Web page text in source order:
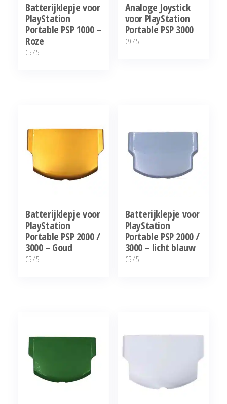
Batterijklepje voor
PlayStation
Portable PSP 1000 –
Roze
€5.45
Analoge Joystick
voor PlayStation
Portable PSP 3000
€9.45
Batterijklepje voor
PlayStation
Portable PSP 2000 /
3000 – Goud
€5.45
Batterijklepje voor
PlayStation
Portable PSP 2000 /
3000 – licht blauw
€5.45